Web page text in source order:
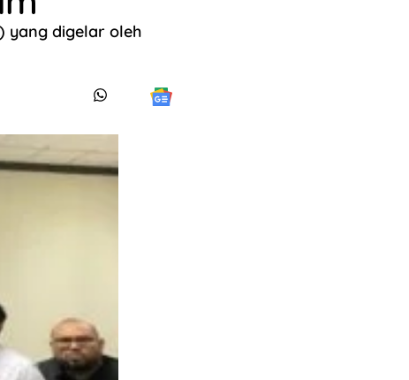
yang digelar oleh